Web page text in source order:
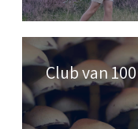
Club van 100